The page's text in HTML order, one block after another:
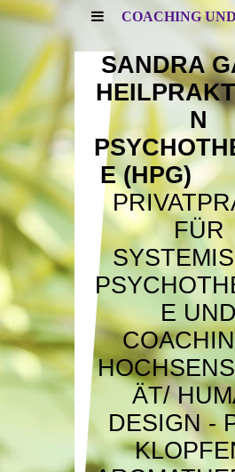
COACHING
SANDRA
N
E (HPG)
FÜR
E UND
ÄT/
DESIGN -